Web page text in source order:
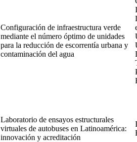
Configuración de infraestructura verde
mediante el número óptimo de unidades
para la reducción de escorrentía urbana y
contaminación del agua
Laboratorio de ensayos estructurales
virtuales de autobuses en Latinoamérica:
innovación y acreditación